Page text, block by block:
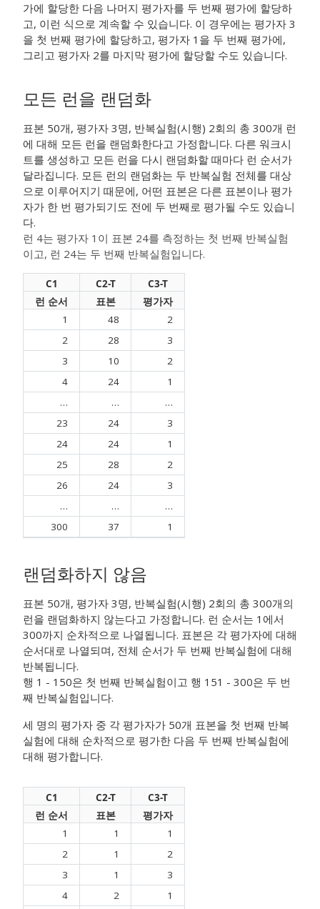
가에 할당한 다음 나머지 평가자를 두 번째 평가에 할당하
고, 이런 식으로 계속할 수 있습니다. 이 경우에는 평가자 3
을 첫 번째 평가에 할당하고, 평가자 1을 두 번째 평가에,
그리고 평가자 2를 마지막 평가에 할당할 수도 있습니다.
모든 런을 랜덤화
표본 50개, 평가자 3명, 반복실험(시행) 2회의 총 300개 런
에 대해 모든 런을 랜덤화한다고 가정합니다. 다른 워크시
트를 생성하고 모든 런을 다시 랜덤화할 때마다 런 순서가
달라집니다. 모든 런의 랜덤화는 두 반복실험 전체를 대상
으로 이루어지기 때문에, 어떤 표본은 다른 표본이나 평가
자가 한 번 평가되기도 전에 두 번째로 평가될 수도 있습니
다.
런 4는 평가자 1이 표본 24를 측정하는 첫 번째 반복실험
이고, 런 24는 두 번째 반복실험입니다.
C1 C2-T
C3-T
런 순서
표본
평가자
1
48
2
2
28
3
3
10
2
4
24
1
…
…
…
23
24
3
24
24
1
25
28
2
26
24
3
…
…
…
300
37 1
랜덤화하지 않음
표본 50개, 평가자 3명, 반복실험(시행) 2회의 총 300개의
런을 랜덤화하지 않는다고 가정합니다. 런 순서는 1에서
300까지 순차적으로 나열됩니다. 표본은 각 평가자에 대해
순서대로 나열되며, 전체 순서가 두 번째 반복실험에 대해
반복됩니다.
행 1 - 150은 첫 번째 반복실험이고 행 151 - 300은 두 번
째 반복실험입니다.
세 명의 평가자 중 각 평가자가 50개 표본을 첫 번째 반복
실험에 대해 순차적으로 평가한 다음 두 번째 반복실험에
대해 평가합니다.
C1 C2-T
C3-T
런 순서
표본
평가자
1
1
1
2
1
2
3
1
3
4
2 1